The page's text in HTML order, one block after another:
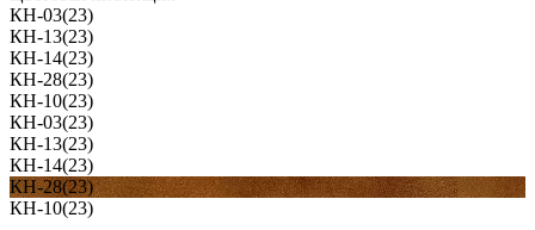
КН-03(23)
КН-13(23)
КН-14(23)
КН-28(23)
КН-10(23)
КН-03(23)
КН-13(23)
КН-14(23)
КН-28(23)
КН-10(23)